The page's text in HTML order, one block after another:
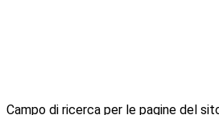
Campo di ricerca per le pagine del